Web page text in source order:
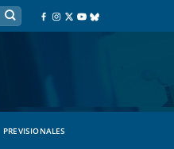
PREVISIONALES